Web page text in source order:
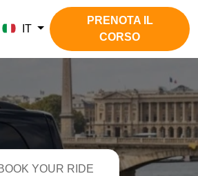
IT
PRENOTA IL
CORSO
YOUR RIDE